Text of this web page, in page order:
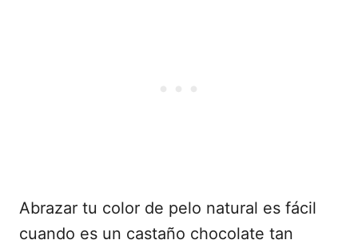
Abrazar tu color de pelo natural es fácil
cuando es un castaño chocolate tan